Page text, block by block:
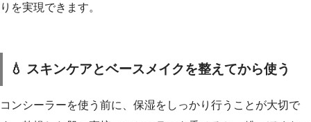
りを実現できます。
💧 スキンケアとベースメイクを整えてから使う
コンシーラーを使う前に、保湿をしっかり行うことが大切で